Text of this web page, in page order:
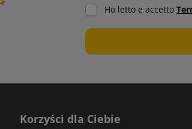
Ho letto e accetto
Korzyści dla Ciebie